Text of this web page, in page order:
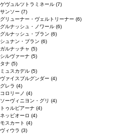
ゲヴュルツトラミネール (7)
サンソー (7)
グリューナー・ヴェルトリーナー (6)
グルナッシュ・ノワール (6)
グルナッシュ・ブラン (6)
シュナン・ブラン (6)
ガルナッチャ (5)
シルヴァーナ (5)
タナ (5)
ミュスカデル (5)
ヴァイスブルグンダー (4)
グレラ (4)
コロリーノ (4)
ソーヴィニヨン・グリ (4)
トゥルビアーナ (4)
ネッビオーロ (4)
モスカート (4)
ヴィウラ (3)